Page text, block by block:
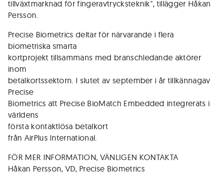
tillväxtmarknad för fingeravtrycksteknik", tillägger Håkan
Persson.
Precise Biometrics deltar för närvarande i flera
biometriska smarta
kortprojekt tillsammans med branschledande aktörer
inom
betalkortssektorn. I slutet av september i år tillkännagav
Precise
Biometrics att Precise BioMatch Embedded integrerats i
världens
första kontaktlösa betalkort
från AirPlus International.
FÖR MER INFORMATION, VÄNLIGEN KONTAKTA
Håkan Persson, VD, Precise Biometrics